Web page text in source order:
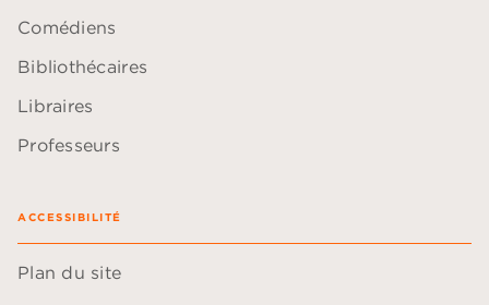
Comédiens
Bibliothécaires
Libraires
Professeurs
ACCESSIBILITÉ
Plan du site